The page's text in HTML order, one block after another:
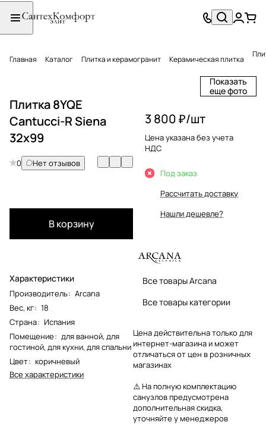
Главная Каталог Плитка и керамогранит Керамическая плитка
Показать
еще фото
Плитка 8YQE
Cantucci-R Siena
32x99
0 Нет отзывов
В корзину
Характеристики
Производитель: Arcana
Вес, кг: 18
Страна: Испания
Помещение: для ванной, для
гостиной, для кухни, для спальни
Цвет: коричневый
Все характеристики
3 800 ₽/шт
Цена указана без учета
НДС
Под заказ
Рассчитать доставку
Нашли дешевле?
Все товары Arcana
Все товары категории
Цена действительна только для
интернет-магазина и может
отличаться от цен в розничных
магазинах
⚠️ На полную комплектацию
санузлов предусмотрена
дополнительная скидка,
уточняйте у менеджеров